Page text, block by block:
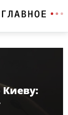
Киеву: